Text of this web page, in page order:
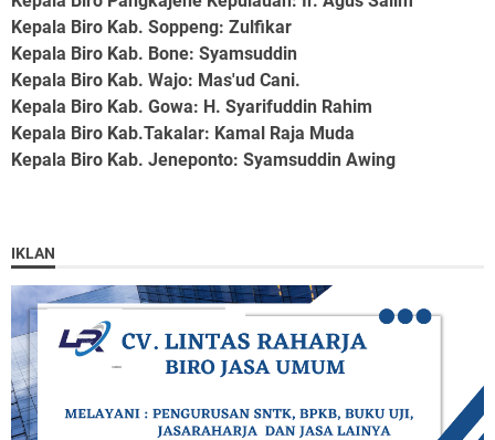
Kepala Biro Kab. Soppeng: Zulfikar
Kepala Biro Kab. Bone: Syamsuddin
Kepala Biro Kab. Wajo: Mas'ud Cani.
Kepala Biro Kab. Gowa: H. Syarifuddin Rahim
Kepala Biro Kab.Takalar: Kamal Raja Muda
Kepala Biro Kab. Jeneponto: Syamsuddin Awing
IKLAN